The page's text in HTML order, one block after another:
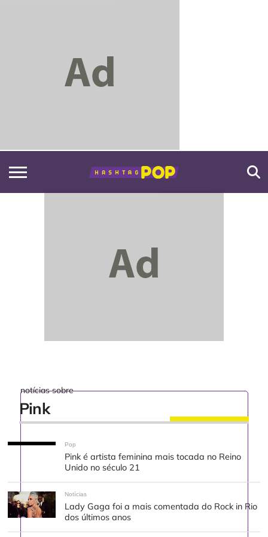
notícias sobre
Pink
Pop
Pink é artista feminina mais tocada no Reino
Unido no século 21
Notícias
Lady Gaga foi a mais comentada do Rock in Rio
dos últimos anos